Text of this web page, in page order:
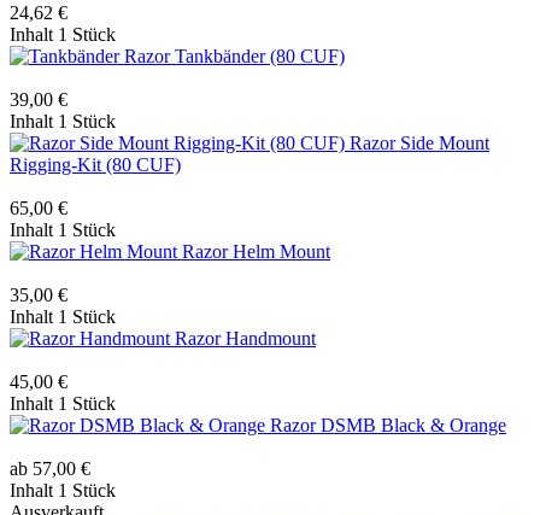
24,62 €
Inhalt 1 Stück
Razor Tankbänder (80 CUF)
39,00 €
Inhalt 1 Stück
Razor Side Mount
Rigging-Kit (80 CUF)
65,00 €
Inhalt 1 Stück
Razor Helm Mount
35,00 €
Inhalt 1 Stück
Razor Handmount
45,00 €
Inhalt 1 Stück
Razor DSMB Black & Orange
ab 57,00 €
Inhalt 1 Stück